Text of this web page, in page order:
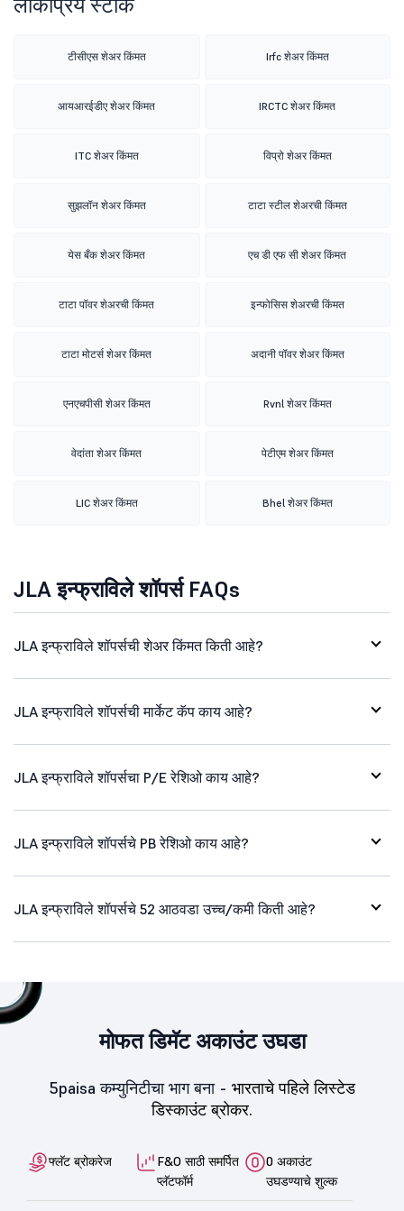
टीसीएस शेअर किंमत Irfc शेअर किंमत
आयआरईडीए शेअर किंमत IRCTC शेअर किंमत
ITC शेअर किंमत विप्रो शेअर किंमत
सुझलॉन शेअर किंमत टाटा स्टील शेअरची किंमत
येस बँक शेअर किंमत एच डी एफ सी शेअर किंमत
टाटा पॉवर शेअरची किंमत इन्फोसिस शेअरची किंमत
टाटा मोटर्स शेअर किंमत अदानी पॉवर शेअर किंमत
एनएचपीसी शेअर किंमत Rvnl शेअर किंमत
वेदांता शेअर किंमत पेटीएम शेअर किंमत
LIC शेअर किंमत Bhel शेअर किंमत
JLA इन्फ्राविले शॉपर्स FAQs
JLA इन्फ्राविले शॉपर्सची शेअर किंमत किती आहे?
JLA इन्फ्राविले शॉपर्सची मार्केट कॅप काय आहे?
JLA इन्फ्राविले शॉपर्सचा P/E रेशिओ काय आहे?
JLA इन्फ्राविले शॉपर्सचे PB रेशिओ काय आहे?
JLA इन्फ्राविले शॉपर्सचे 52 आठवडा उच्च/कमी किती आहे?
मोफत डिमॅट अकाउंट उघडा
5paisa कम्युनिटीचा भाग बना - भारताचे पहिले लिस्टेड
डिस्काउंट ब्रोकर.
फ्लॅट ब्रोकरेज
F&O साठी समर्पित
प्लॅटफॉर्म
0 अकाउंट
उघडण्याचे शुल्क